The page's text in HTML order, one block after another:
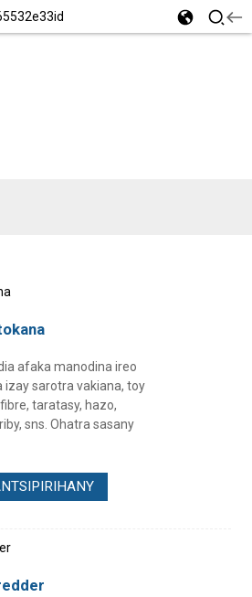
afaka manodina ireo
sarotra vakiana, toy
taratasy, hazo,
sns. Ohatra sasany